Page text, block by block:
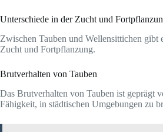
Unterschiede in der Zucht und
Zwischen Tauben und Wellensittichen gibt
Zucht und Fortpflanzung.
Brutverhalten von Tauben
Das Brutverhalten von Tauben ist geprägt
Fähigkeit, in städtischen Umgebungen zu